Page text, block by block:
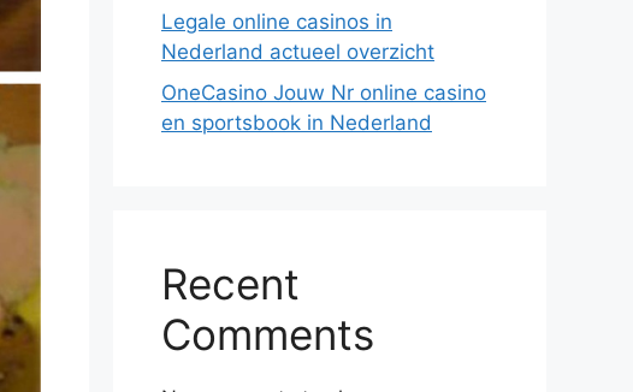
Legale online casinos in
Nederland actueel overzicht
OneCasino Jouw Nr online casino
en sportsbook in Nederland
Recent
Comments